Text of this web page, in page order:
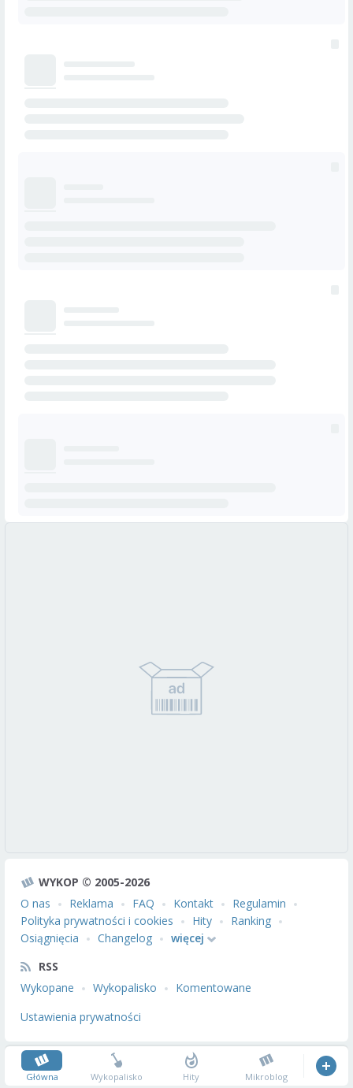
WYKOP © 2005-2026
O nas
Reklama FAQ Kontakt
Regulamin
Polityka prywatności i cookies
Hity
Ranking
Osiągnięcia
Changelog
więcej
RSS
Wykopane
Wykopalisko
Komentowane
Ustawienia prywatności
Główna Wykopalisko Hity Mikroblog